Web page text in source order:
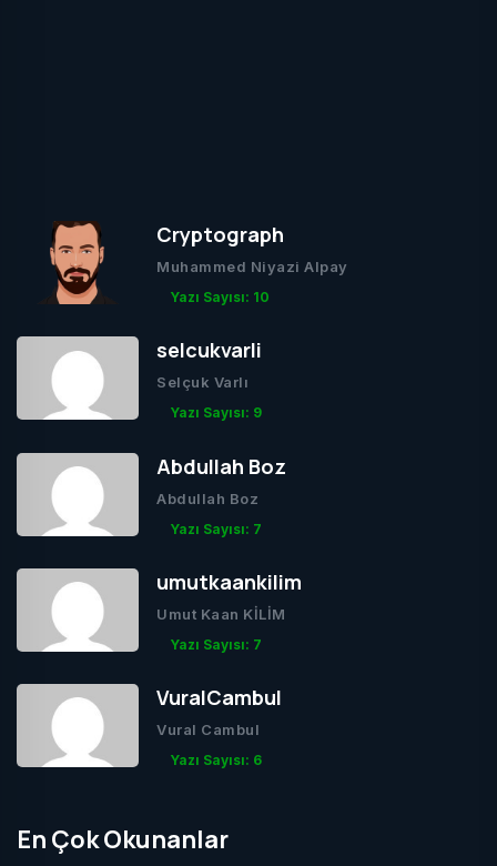
Cryptograph
Muhammed Niyazi Alpay
Yazı Sayısı: 10
selcukvarli
Selçuk Varlı
Yazı Sayısı: 9
Abdullah Boz
Abdullah Boz
Yazı Sayısı: 7
umutkaankilim
Umut Kaan KİLİM
Yazı Sayısı: 7
VuralCambul
Vural Cambul
Yazı Sayısı: 6
En Çok Okunanlar